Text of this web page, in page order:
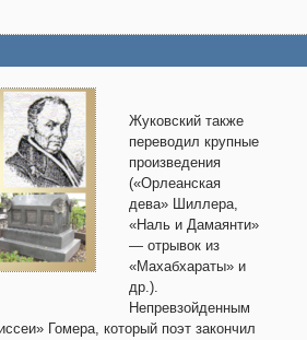
Жуковский также
переводил крупные
произведения
(«Орлеанская
дева» Шиллера,
«Наль и Дамаянти»
— отрывок из
«Махабхараты» и
др.).
Непревзойденным
Гомера, который поэт закончил